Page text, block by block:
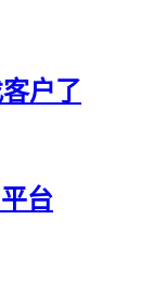
户了
台